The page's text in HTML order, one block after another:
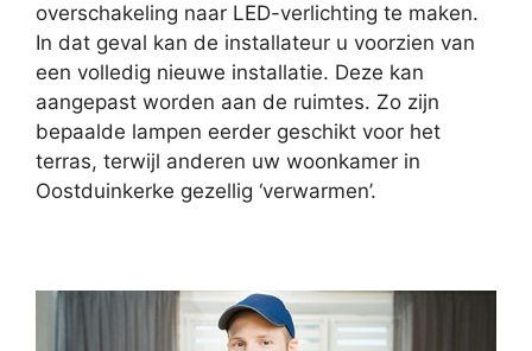
overschakeling naar LED-verlichting te maken.
In dat geval kan de installateur u voorzien van
een volledig nieuwe installatie. Deze kan
aangepast worden aan de ruimtes. Zo zijn
bepaalde lampen eerder geschikt voor het
terras, terwijl anderen uw woonkamer in
Oostduinkerke gezellig ‘verwarmen’.